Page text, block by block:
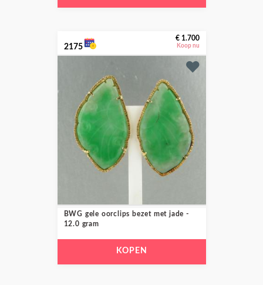
2175
€ 1.700
Koop nu
BWG gele oorclips bezet met jade -
12.0 gram
KOPEN